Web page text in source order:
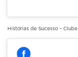
Histórias de Sucesso –